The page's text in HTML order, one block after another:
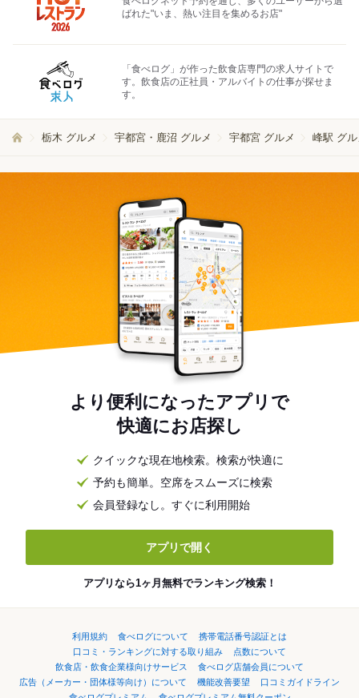
ばれた"いま、熱い注目を集めるお店"
「食べログ」が作った飲食店専門の求人サイトで
す。飲食店の正社員・アルバイトの仕事が探せま
す。
栃木 グルメ 宇都宮・鹿沼 グルメ 宇都宮 グルメ 峰駅 グ
より便利になったアプリで
快適にお店探し
クイックな現在地検索。検索が快適に
予約も簡単。空席をスムーズに検索
会員登録なし。すぐに利用開始
アプリで開く
アプリなら1ヶ月無料でランキング検索！
利用規約 食べログについて
携帯電話番号認証とは
口コミ・ランキングに対する取り組み
点数について
飲食店・飲食企業様向けサービス
食べログ店舗会員について
広告（メーカー・団体様等向け）について
機能改善要望
口コミガイドライン